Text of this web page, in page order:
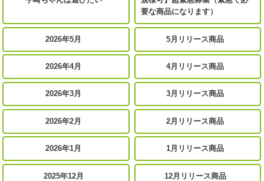
要な商品になります）
2026年5月 5月リリース商品
2026年4月 4月リリース商品
2026年3月 3月リリース商品
2026年2月 2月リリース商品
2026年1月 1月リリース商品
2025年12月 12月リリース商品